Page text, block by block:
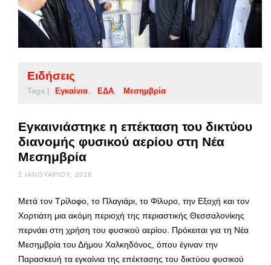
Ειδήσεις
Tags | Εγκαίνια ΕΔΑ Μεσημβρία
Εγκαινιάστηκε η επέκταση του δικτύου
διανομής φυσικού αερίου στη Νέα
Μεσημβρία
2 ΙΑΝΟΥΑΡΊΟΥ, 2018
Μετά τον Τρίλοφο, το Πλαγιάρι, το Φίλυρο, την Εξοχή και τον
Χορτιάτη μια ακόμη περιοχή της περιαστικής Θεσσαλονίκης
περνάει στη χρήση του φυσικού αερίου. Πρόκειται για τη Νέα
Μεσημβρία του Δήμου Χαλκηδόνος, όπου έγιναν την
Παρασκευή τα εγκαίνια της επέκτασης του δικτύου φυσικού